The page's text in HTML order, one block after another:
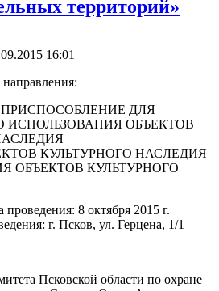
территорий»
16:01
ДЛЯ
ИСПОЛЬЗОВАНИЯ ОБЪЕКТОВ
КУЛЬТУРНОГО НАСЛЕДИЯ
ОБЪЕКТОВ КУЛЬТУРНОГО
8 октября 2015 г.
г. Псков, ул. Герцена, 1/1
Псковской области по охране